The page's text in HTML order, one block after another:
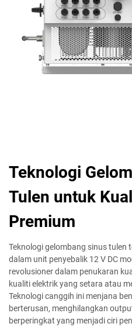
Teknologi
Tulen untuk
Premium
Teknologi gelombang sinus tulen
dalam unit penyebalik 12 V DC
revolusioner dalam penukaran
kualiti elektrik yang setara atau
Teknologi canggih ini menjana
berterusan, menghilangkan
berperingkat yang menjadi ciri